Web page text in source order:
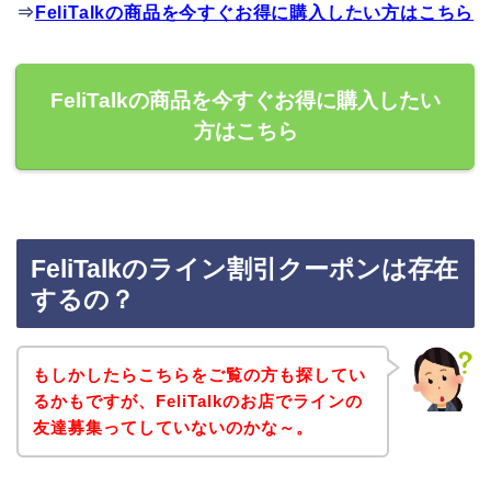
⇒ FeliTalkの商品を今すぐお得に購入したい方はこちら
FeliTalkの商品を今すぐお得に購入したい
方はこちら
FeliTalkのライン割引クーポンは存在
するの？
もしかしたらこちらをご覧の方も探してい
るかもですが、FeliTalkのお店でラインの
友達募集ってしていないのかな～。